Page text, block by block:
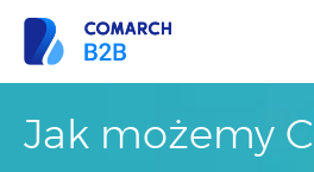
Jak możemy